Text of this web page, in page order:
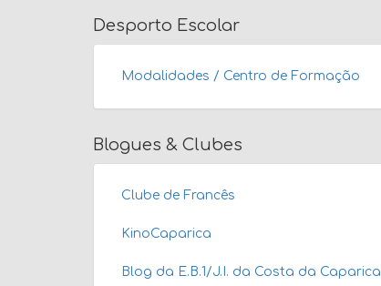
Desporto Escolar
Modalidades / Centro de Formação
Blogues & Clubes
Clube de Francês
KinoCaparica
Blog da E.B.1/J.I. da Costa da Caparica